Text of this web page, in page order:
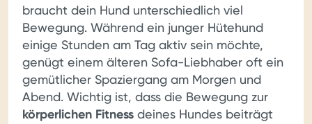
braucht dein Hund unterschiedlich viel
Bewegung. Während ein junger Hütehund
einige Stunden am Tag aktiv sein möchte,
genügt einem älteren Sofa-Liebhaber oft ein
gemütlicher Spaziergang am Morgen und
Abend. Wichtig ist, dass die Bewegung zur
körperlichen Fitness deines Hundes beiträgt